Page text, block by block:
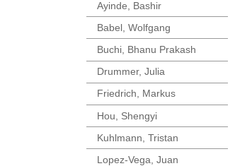
Ayinde, Bashir
Babel, Wolfgang
Buchi, Bhanu Prakash
Drummer, Julia
Friedrich, Markus
Hou, Shengyi
Kuhlmann, Tristan
Lopez-Vega, Juan